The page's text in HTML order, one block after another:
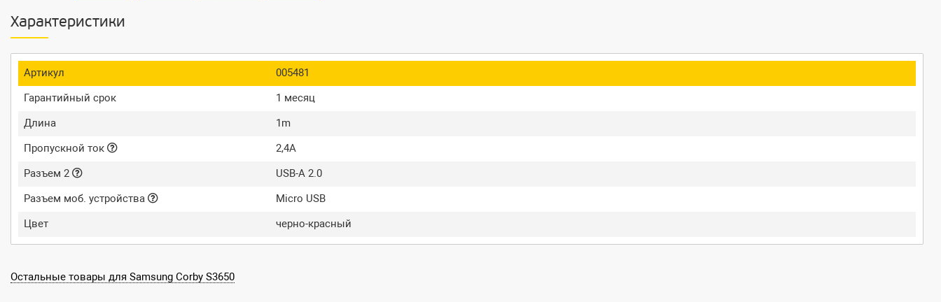
Характеристики
Артикул
005481
Гарантийный срок
1 месяц
Длина
1m
Пропускной ток
2,4A
Разъем 2
USB-A 2.0
Разъем моб. устройства
Micro USB
Цвет
черно-красный
Остальные товары для Samsung Corby S3650